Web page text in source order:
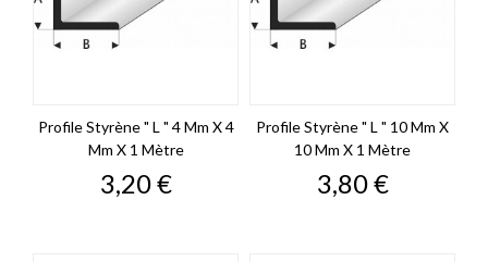
Profile Styrène " L " 4 Mm X 4
Mm X 1 Mètre
Prix
3,20 €
Profile Styrène " L " 10 Mm X
10 Mm X 1 Mètre
Prix
3,80 €